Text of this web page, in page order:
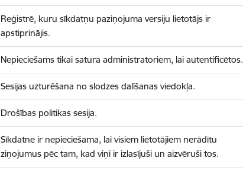
Reģistrē, kuru sīkdatņu paziņojuma versiju lietotājs ir
apstiprinājis.
Nepieciešams tikai satura administratoriem, lai autentificētos.
Sesijas uzturēšana no slodzes dalīšanas viedokļa.
Drošības politikas sesija.
Sīkdatne ir nepieciešama, lai visiem lietotājiem nerādītu
ziņojumus pēc tam, kad viņi ir izlasījuši un aizvēruši tos.